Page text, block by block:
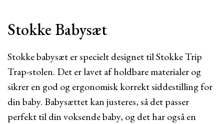
Stokke Babysæt
Stokke babysæt er specielt designet til Stokke Trip
Trap-stolen. Det er lavet af holdbare materialer og
sikrer en god og ergonomisk korrekt siddestilling for
din baby. Babysættet kan justeres, så det passer
perfekt til din voksende baby, og det har også en